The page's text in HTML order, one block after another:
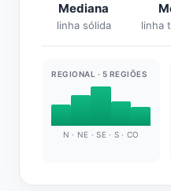
Mediana
linha sólida linha
REGIONAL · 5 REGIÕES
N · NE · SE · S · CO